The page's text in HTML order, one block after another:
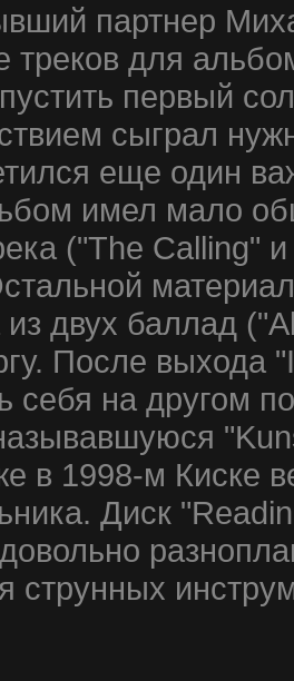
партнер
треков для
первый
сыграл
еще один
имел мало
("The Calling"
из двух баллад
После выхода
себя на другом
в 1998-м Киске
Диск
струнных